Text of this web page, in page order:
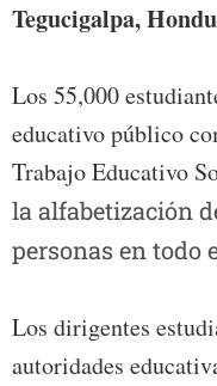
Tegucigalpa,
Los 55,000
educativo público
Trabajo Educativo
la alfabetización
personas en todo
Los dirigentes
autoridades